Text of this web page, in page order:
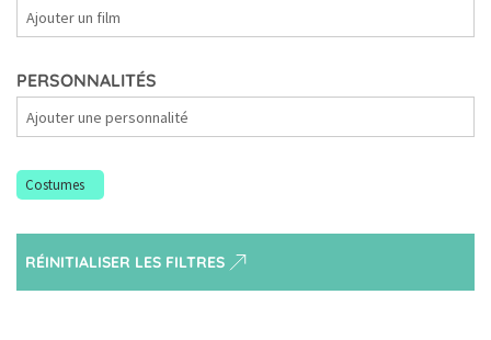
PERSONNALITÉS
Costumes
RÉINITIALISER LES FILTRES